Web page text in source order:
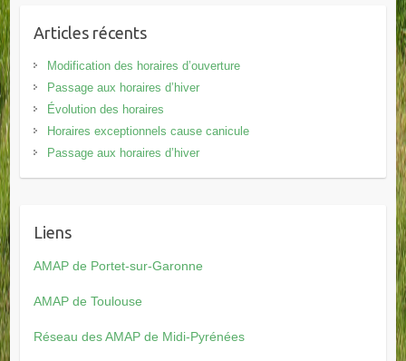
Articles récents
Modification des horaires d’ouverture
Passage aux horaires d’hiver
Évolution des horaires
Horaires exceptionnels cause canicule
Passage aux horaires d’hiver
Liens
AMAP de Portet-sur-Garonne
AMAP de Toulouse
Réseau des AMAP de Midi-Pyrénées